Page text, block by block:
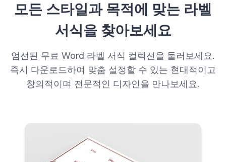
모든 스타일과 목적에 맞는 라벨
서식을 찾아보세요
엄선된 무료 Word 라벨 서식 컬렉션을 둘러보세요.
즉시 다운로드하여 맞춤 설정할 수 있는 현대적이고
창의적이며 전문적인 디자인을 만나보세요.